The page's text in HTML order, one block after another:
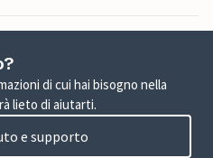
di cui hai bisogno nella
lieto di aiutarti.
e supporto